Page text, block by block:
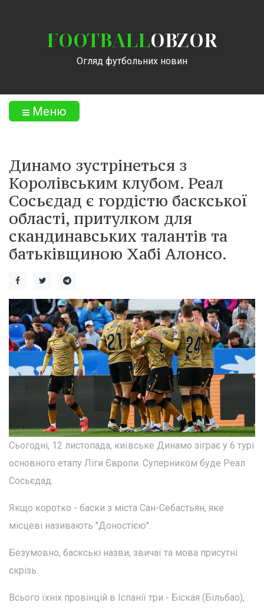
FOOTBALLOBZOR
Огляд футбольних новин
Меню
Динамо зустрінеться з
Королівським клубом. Реал
Сосьєдад є гордістю баскської
області, притулком для
скандинавських талантів та
батьківщиною Хабі Алонсо.
Сьогодні, 12 листопада, київське Динамо зіграє у 6 турі
основного етапу Ліги Європи. Суперником буде Реал
Сосьєдад.
Якщо коротко - баски з міста Сан-Себастьян, яке
місцеві називають "Доностією".
Безумовно, баскські назви, звичаї та мова присутні
скрізь.
Всього їхніх провінцій в Іспанії три - Біская (Більбао),